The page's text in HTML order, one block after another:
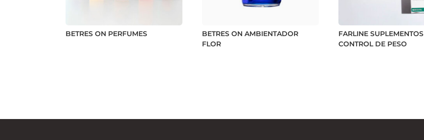
BETRES ON PERFUMES
BETRES ON AMBIENTADOR
FLOR
FARLINE SUPLEMENTOS
CONTROL DE PESO